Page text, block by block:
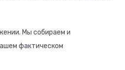
Мы собираем и
фактическом